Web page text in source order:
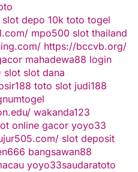
slot depo 10k toto togel
mpo500 slot thailand
https://bccvb.org/
mahadewa88 login
slot slot dana
toto slot judi188
wakanda123
online gacor yoyo33
slot deposit
bangsawan88
yoyo33saudaratoto